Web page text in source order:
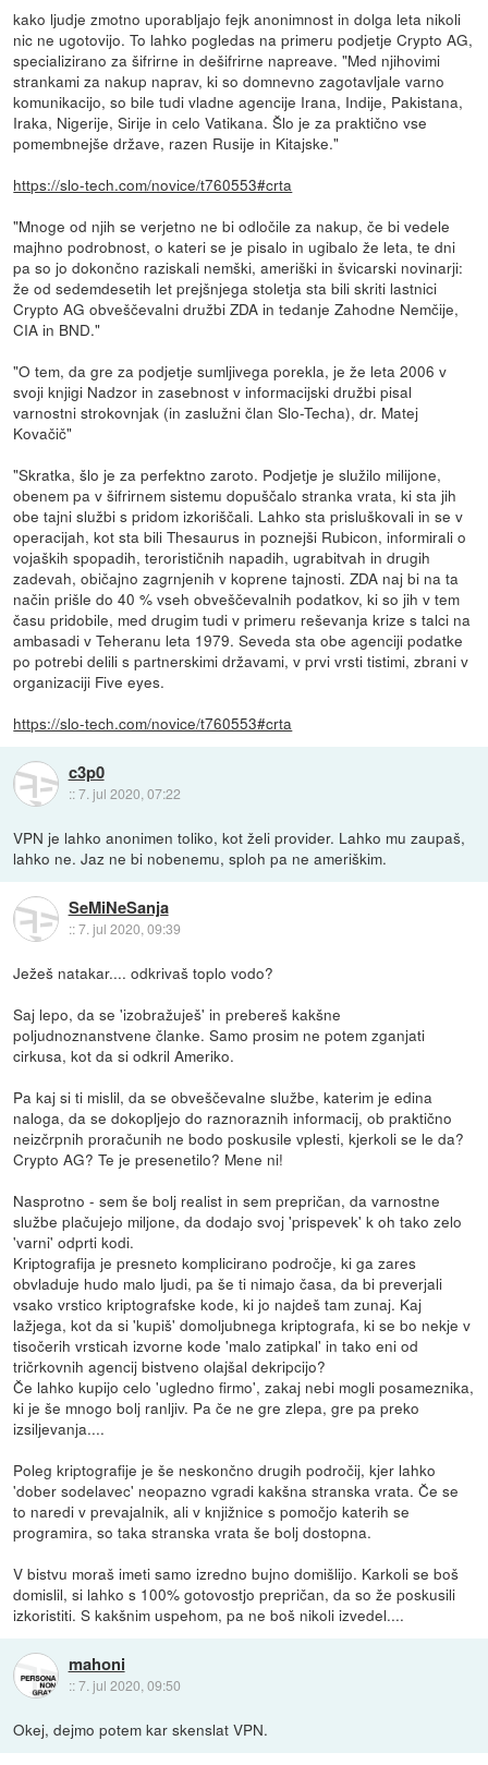
kako ljudje zmotno uporabljajo fejk anonimnost in dolga leta nikoli
nic ne ugotovijo. To lahko pogledas na primeru podjetje Crypto AG,
specializirano za šifrirne in dešifrirne napreave. "Med njihovimi
strankami za nakup naprav, ki so domnevno zagotavljale varno
komunikacijo, so bile tudi vladne agencije Irana, Indije, Pakistana,
Iraka, Nigerije, Sirije in celo Vatikana. Šlo je za praktično vse
pomembnejše države, razen Rusije in Kitajske."
https://slo-tech.com/novice/t760553#crta
"Mnoge od njih se verjetno ne bi odločile za nakup, če bi vedele
majhno podrobnost, o kateri se je pisalo in ugibalo že leta, te dni
pa so jo dokončno raziskali nemški, ameriški in švicarski novinarji:
že od sedemdesetih let prejšnjega stoletja sta bili skriti lastnici
Crypto AG obveščevalni družbi ZDA in tedanje Zahodne Nemčije,
CIA in BND."
"O tem, da gre za podjetje sumljivega porekla, je že leta 2006 v
svoji knjigi Nadzor in zasebnost v informacijski družbi pisal
varnostni strokovnjak (in zaslužni član Slo-Techa), dr. Matej
Kovačič"
"Skratka, šlo je za perfektno zaroto. Podjetje je služilo milijone,
obenem pa v šifrirnem sistemu dopuščalo stranka vrata, ki sta jih
obe tajni službi s pridom izkoriščali. Lahko sta prisluškovali in se v
operacijah, kot sta bili Thesaurus in poznejši Rubicon, informirali o
vojaških spopadih, terorističnih napadih, ugrabitvah in drugih
zadevah, običajno zagrnjenih v koprene tajnosti. ZDA naj bi na ta
način prišle do 40 % vseh obveščevalnih podatkov, ki so jih v tem
času pridobile, med drugim tudi v primeru reševanja krize s talci na
ambasadi v Teheranu leta 1979. Seveda sta obe agenciji podatke
po potrebi delili s partnerskimi državami, v prvi vrsti tistimi, zbrani v
organizaciji Five eyes.
https://slo-tech.com/novice/t760553#crta
c3p0
::7. jul 2020, 07:22
VPN je lahko anonimen toliko, kot želi provider. Lahko mu zaupaš,
lahko ne. Jaz ne bi nobenemu, sploh pa ne ameriškim.
SeMiNeSanja
::7. jul 2020, 09:39
Ježeš natakar.... odkrivaš toplo vodo?
Saj lepo, da se 'izobražuješ' in prebereš kakšne
poljudnoznanstvene članke. Samo prosim ne potem zganjati
cirkusa, kot da si odkril Ameriko.
Pa kaj si ti mislil, da se obveščevalne službe, katerim je edina
naloga, da se dokopljejo do raznoraznih informacij, ob praktično
neizčrpnih proračunih ne bodo poskusile vplesti, kjerkoli se le da?
Crypto AG? Te je presenetilo? Mene ni!
Nasprotno - sem še bolj realist in sem prepričan, da varnostne
službe plačujejo miljone, da dodajo svoj 'prispevek' k oh tako zelo
'varni' odprti kodi.
Kriptografija je presneto komplicirano področje, ki ga zares
obvladuje hudo malo ljudi, pa še ti nimajo časa, da bi preverjali
vsako vrstico kriptografske kode, ki jo najdeš tam zunaj. Kaj
lažjega, kot da si 'kupiš' domoljubnega kriptografa, ki se bo nekje v
tisočerih vrsticah izvorne kode 'malo zatipkal' in tako eni od
tričrkovnih agencij bistveno olajšal dekripcijo?
Če lahko kupijo celo 'ugledno firmo', zakaj nebi mogli posameznika,
ki je še mnogo bolj ranljiv. Pa če ne gre zlepa, gre pa preko
izsiljevanja....
Poleg kriptografije je še neskončno drugih področij, kjer lahko
'dober sodelavec' neopazno vgradi kakšna stranska vrata. Če se
to naredi v prevajalnik, ali v knjižnice s pomočjo katerih se
programira, so taka stranska vrata še bolj dostopna.
V bistvu moraš imeti samo izredno bujno domišlijo. Karkoli se boš
domislil, si lahko s 100% gotovostjo prepričan, da so že poskusili
izkoristiti. S kakšnim uspehom, pa ne boš nikoli izvedel....
mahoni
::7. jul 2020, 09:50
Okej, dejmo potem kar skenslat VPN.